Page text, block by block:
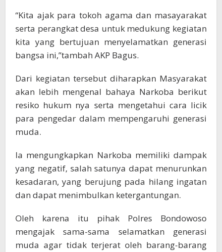
“Kita ajak para tokoh agama dan masayarakat
serta perangkat desa untuk medukung kegiatan
kita yang bertujuan menyelamatkan generasi
bangsa ini,”tambah AKP Bagus.
Dari kegiatan tersebut diharapkan Masyarakat
akan lebih mengenal bahaya Narkoba berikut
resiko hukum nya serta mengetahui cara licik
para pengedar dalam mempengaruhi generasi
muda.
Ia mengungkapkan Narkoba memiliki dampak
yang negatif, salah satunya dapat menurunkan
kesadaran, yang berujung pada hilang ingatan
dan dapat menimbulkan ketergantungan.
Oleh karena itu pihak Polres Bondowoso
mengajak sama-sama selamatkan generasi
muda agar tidak terjerat oleh barang-barang